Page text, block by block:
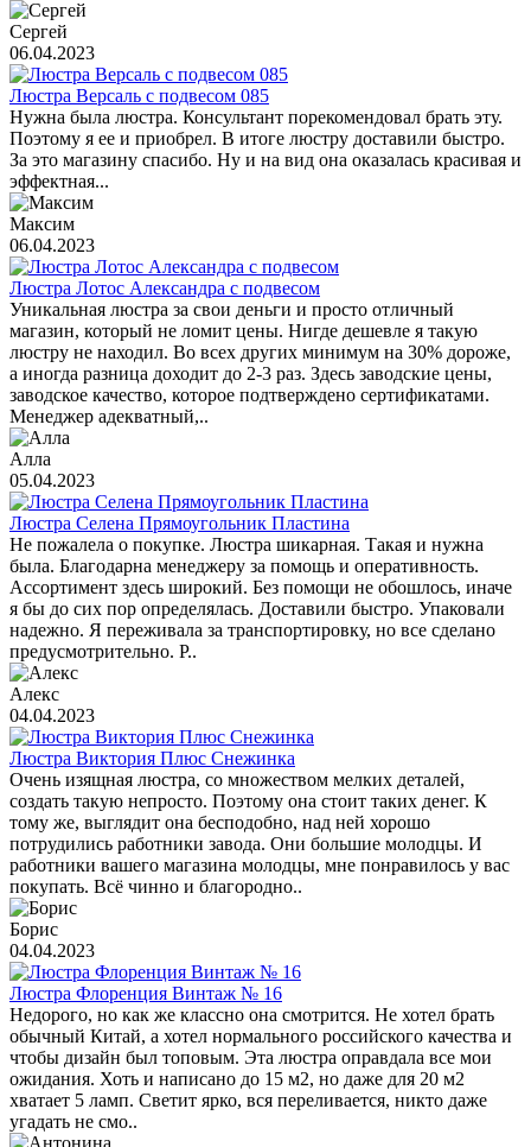
Сергей
06.04.2023
Люстра Версаль с подвесом 085
Нужна была люстра. Консультант порекомендовал брать эту.
Поэтому я ее и приобрел. В итоге люстру доставили быстро.
За это магазину спасибо. Ну и на вид она оказалась красивая и
эффектная...
Максим
06.04.2023
Люстра Лотос Александра с подвесом
Уникальная люстра за свои деньги и просто отличный
магазин, который не ломит цены. Нигде дешевле я такую
люстру не находил. Во всех других минимум на 30% дороже,
а иногда разница доходит до 2-3 раз. Здесь заводские цены,
заводское качество, которое подтверждено сертификатами.
Менеджер адекватный,..
Алла
05.04.2023
Люстра Селена Прямоугольник Пластина
Не пожалела о покупке. Люстра шикарная. Такая и нужна
была. Благодарна менеджеру за помощь и оперативность.
Ассортимент здесь широкий. Без помощи не обошлось, иначе
я бы до сих пор определялась. Доставили быстро. Упаковали
надежно. Я переживала за транспортировку, но все сделано
предусмотрительно. Р..
Алекс
04.04.2023
Люстра Виктория Плюс Снежинка
Очень изящная люстра, со множеством мелких деталей,
создать такую непросто. Поэтому она стоит таких денег. К
тому же, выглядит она бесподобно, над ней хорошо
потрудились работники завода. Они большие молодцы. И
работники вашего магазина молодцы, мне понравилось у вас
покупать. Всё чинно и благородно..
Борис
04.04.2023
Люстра Флоренция Винтаж № 16
Недорого, но как же классно она смотрится. Не хотел брать
обычный Китай, а хотел нормального российского качества и
чтобы дизайн был топовым. Эта люстра оправдала все мои
ожидания. Хоть и написано до 15 м2, но даже для 20 м2
хватает 5 ламп. Светит ярко, вся переливается, никто даже
угадать не смо..